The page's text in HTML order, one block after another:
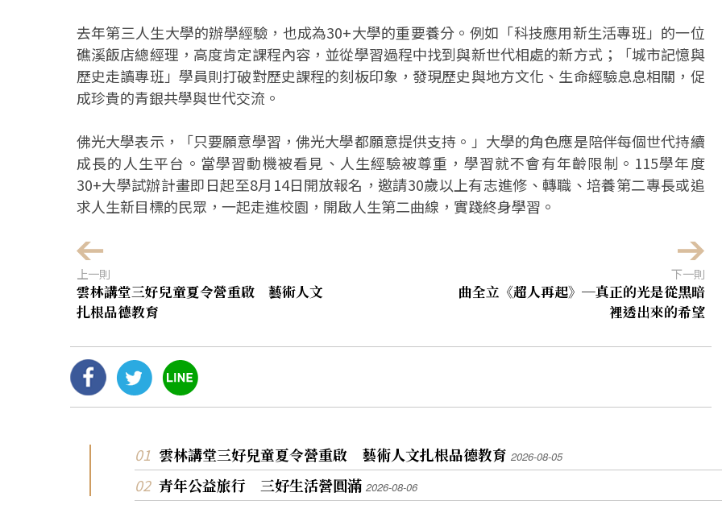
去年第三人生大學的辦學經驗，也成為30+大學的重要養分。例如「科技應用新生活專班」的一位
礁溪飯店總經理，高度肯定課程內容，並從學習過程中找到與新世代相處的新方式；「城市記憶與
歷史走讀專班」學員則打破對歷史課程的刻板印象，發現歷史與地方文化、生命經驗息息相關，促
成珍貴的青銀共學與世代交流。
佛光大學表示，「只要願意學習，佛光大學都願意提供支持。」大學的角色應是陪伴每個世代持續
成長的人生平台。當學習動機被看見、人生經驗被尊重，學習就不會有年齡限制。115學年度
30+大學試辦計畫即日起至8月14日開放報名，邀請30歲以上有志進修、轉職、培養第二專長或追
求人生新目標的民眾，一起走進校園，開啟人生第二曲線，實踐終身學習。
上一則
雲林講堂三好兒童夏令營重啟 藝術人文
扎根品德教育
下一則
曲全立《超人再起》─真正的光是從黑暗
裡透出來的希望
雲林講堂三好兒童夏令營重啟 藝術人文扎根品德教育 2026-08-05
青年公益旅行 三好生活營圓滿 2026-08-06